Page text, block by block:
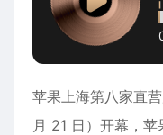
苹果上海第八家直
月 21 日）开幕，苹